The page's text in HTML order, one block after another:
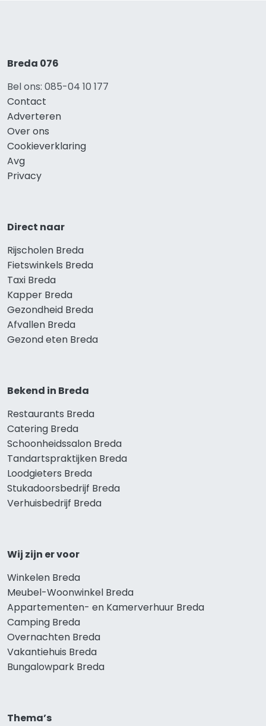
Breda 076
Bel ons: 085-04 10 177
Contact
Adverteren
Over ons
Cookieverklaring
Avg
Privacy
Direct naar
Rijscholen Breda
Fietswinkels Breda
Taxi Breda
Kapper Breda
Gezondheid Breda
Afvallen Breda
Gezond eten Breda
Bekend in Breda
Restaurants Breda
Catering Breda
Schoonheidssalon Breda
Tandartspraktijken Breda
Loodgieters Breda
Stukadoorsbedrijf Breda
Verhuisbedrijf Breda
Wij zijn er voor
Winkelen Breda
Meubel-Woonwinkel Breda
Appartementen- en Kamerverhuur Breda
Camping Breda
Overnachten Breda
Vakantiehuis Breda
Bungalowpark Breda
Thema’s